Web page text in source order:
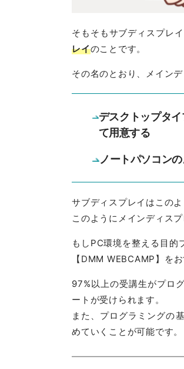
そもそもサブディスプレ
レイのことです。
その名のとおり、メイン
デスクトップタ
て用意する
ノートパソコン
サブディスプレイはこの
このようにメインディス
もしPC環境を整える目的
【DMM WEBCAMP】をお
97%以上の受講生がプロ
ートが受けられます。
また、プログラミングの
めていくことが可能です。